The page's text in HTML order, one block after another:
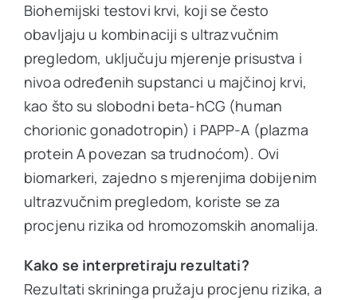
Biohemijski testovi krvi, koji se često
obavljaju u kombinaciji s ultrazvučnim
pregledom, uključuju mjerenje prisustva i
nivoa određenih supstanci u majčinoj krvi,
kao što su slobodni beta-hCG (human
chorionic gonadotropin) i PAPP-A (plazma
protein A povezan sa trudnoćom). Ovi
biomarkeri, zajedno s mjerenjima dobijenim
ultrazvučnim pregledom, koriste se za
procjenu rizika od hromozomskih anomalija.
Kako se interpretiraju rezultati?
Rezultati skrininga pružaju procjenu rizika, a